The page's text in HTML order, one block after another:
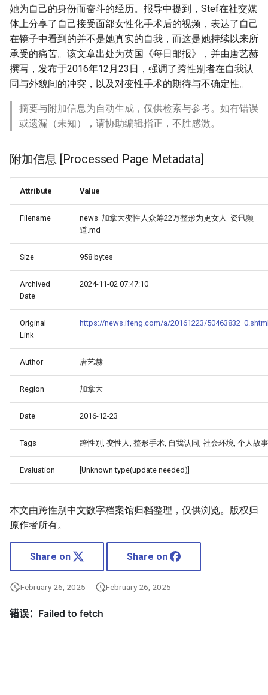
她为自己的身份而奋斗的经历。报导中提到，Stef在社交媒
体上分享了自己接受面部女性化手术后的视频，表达了自己
在镜子中看到的并不是她真实的自我，而这是她持续以来所
承受的痛苦。该文章出处为英国《每日邮报》，并由唐艺赫
撰写，发布于2016年12月23日，强调了跨性别者在自我认
同与外貌间的冲突，以及对变性手术的期待与不确定性。
摘要与附加信息为自动生成，仅供检索与参考。如有错误
或遗漏（未知），请协助编辑指正，不胜感激。
附加信息 [Processed Page Metadata]
Attribute Value
Filename
news_加拿大变性人众筹22万整形为更女人_资讯频
道.md
Size 958 bytes
Archived
Date
2024-11-02 07:47:10
Original
Link
https://news.ifeng.com/a/20161223/
Author 唐艺赫
Region 加拿大
Date 2016-12-23
Tags 跨性别, 变性人, 整形手术, 自我认同, 社会环境, 个人故事
Evaluation [Unknown type(update needed)]
本文由跨性别中文数字档案馆归档整理，仅供浏览。版权归
原作者所有。
Share on Share on
February 26, 2025 February 26, 2025